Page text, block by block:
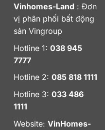
Vinhomes-Land : Đơn
vị phân phối bất động
sản Vingroup
Hotline 1: 038 945
7777
Hotline 2: 085 818 1111
Hotline 3: 033 486
1111
Website: VinHomes-